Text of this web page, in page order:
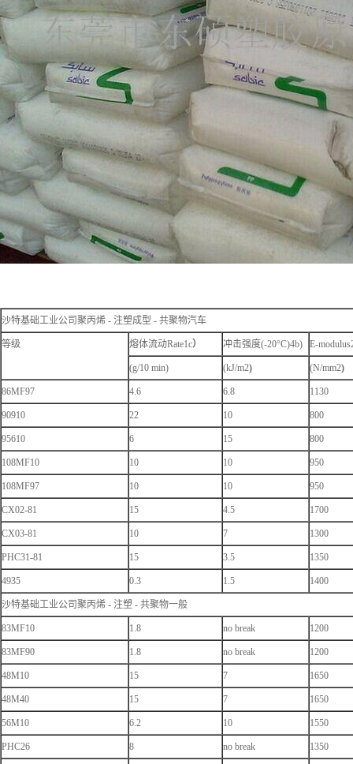
沙特基础工业公司聚丙烯 - 注塑成型 - 共聚物汽车
等级 熔体流动Rate1c） 冲击强度(-20°C)4b) E-
(g/10 min) (kJ/m2) (N/mm2)
86MF97 4.6 6.8 1130
90910 22 10 800
95610 6 15 800
108MF10 10 10 950
108MF97 10 10 950
CX02-81 15 4.5 1700
CX03-81 10 7 1300
PHC31-81 15 3.5 1350
4935 0.3 1.5 1400
沙特基础工业公司聚丙烯 - 注塑 - 共聚物一般
83MF10 1.8 no break 1200
83MF90 1.8 no break 1200
48M10 15 7 1650
48M40 15 7 1650
56M10 6.2 10 1550
PHC26 8 no break 1350